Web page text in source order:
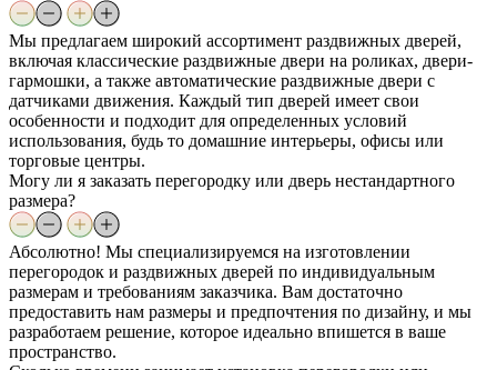
Мы предлагаем широкий ассортимент раздвижных дверей,
включая классические раздвижные двери на роликах, двери-
гармошки, а также автоматические раздвижные двери с
датчиками движения. Каждый тип дверей имеет свои
особенности и подходит для определенных условий
использования, будь то домашние интерьеры, офисы или
торговые центры.
Могу ли я заказать перегородку или дверь нестандартного
размера?
Абсолютно! Мы специализируемся на изготовлении
перегородок и раздвижных дверей по индивидуальным
размерам и требованиям заказчика. Вам достаточно
предоставить нам размеры и предпочтения по дизайну, и мы
разработаем решение, которое идеально впишется в ваше
пространство.